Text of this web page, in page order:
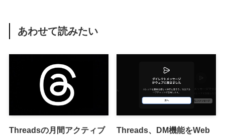
あわせて読みたい
Threadsの月間アクティブ
Threads、DM機能をWeb